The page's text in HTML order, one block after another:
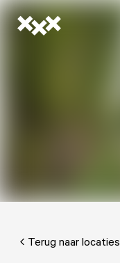
Terug naar locaties